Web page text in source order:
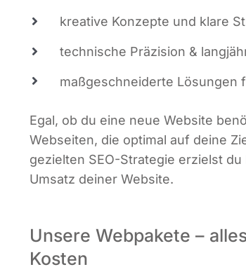
krea­ti­ve Kon­zep­te und kla­re
tech­ni­sche Prä­zi­si­on &
maß­ge­schnei­der­te Lösun­gen
Egal, ob du eine neue Web­site
Web­sei­ten, die opti­mal auf dei­ne
geziel­ten SEO-Stra­te­gie erzielst
Umsatz dei­ner Website.
Unsere Webpakete –
Kosten